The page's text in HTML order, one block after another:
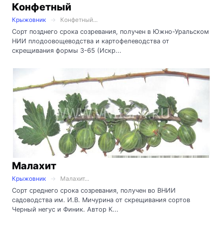
Конфетный
Крыжовник
Конфетный...
Сорт позднего срока созревания, получен в Южно-Уральском
НИИ плодоовощеводства и картофелеводства от
скрещивания формы 3-65 (Искр...
Малахит
Крыжовник
Малахит...
Сорт среднего срока созревания, получен во ВНИИ
садоводства им. И.В. Мичурина от скрещивания сортов
Черный негус и Финик. Автор К...